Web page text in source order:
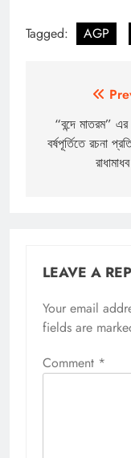
Tagged: AGP
“বন্দে মাতরম”
বর্ষপূর্তিতে রচনা
LEAVE A
Your email
fields are
Comment *